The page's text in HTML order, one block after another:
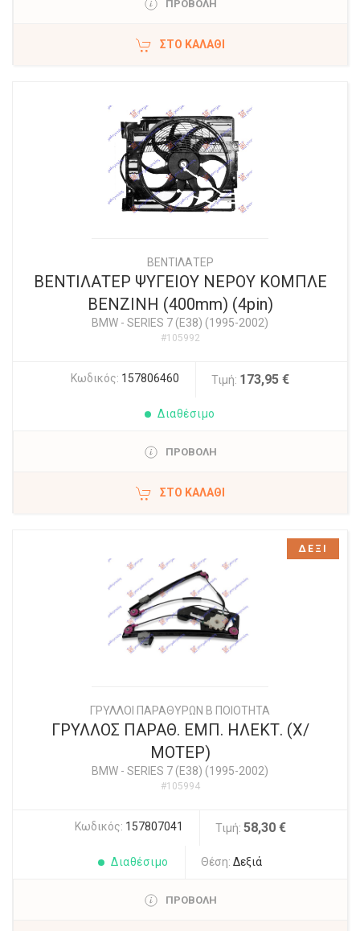
ΠΡΟΒΟΛΗ
ΣΤΟ ΚΑΛΆΘΙ
ΒΕΝΤΙΛΑΤΕΡ
ΒΕΝΤΙΛΑΤΕΡ ΨΥΓΕΙΟΥ ΝΕΡΟΥ ΚΟΜΠΛΕ
ΒΕΝΖΙΝΗ (400mm) (4pin)
BMW - SERIES 7 (E38) (1995-2002)
#105992
Κωδικός: 157806460 Τιμή: 173,95 €
Διαθέσιμο
ΠΡΟΒΟΛΗ
ΣΤΟ ΚΑΛΆΘΙ
ΓΡΥΛΛΟΙ ΠΑΡΑΘΥΡΩΝ Β ΠΟΙΟΤΗΤΑ
ΓΡΥΛΛΟΣ ΠΑΡΑΘ. ΕΜΠ. ΗΛΕΚΤ. (Χ/
ΜΟΤΕΡ)
BMW - SERIES 7 (E38) (1995-2002)
#105994
Κωδικός: 157807041 Τιμή: 58,30 €
Διαθέσιμο Θέση: Δεξιά
ΠΡΟΒΟΛΗ
ΔΕΞΙ